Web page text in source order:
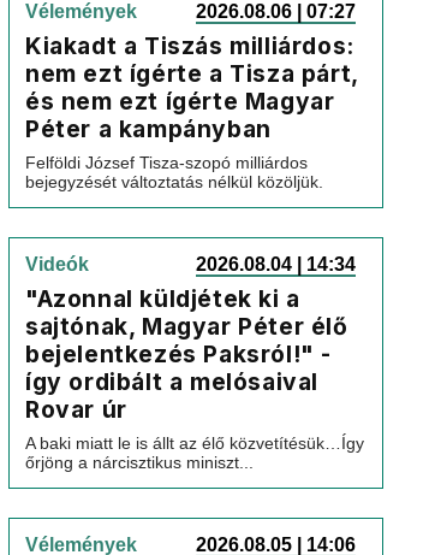
Vélemények 2026.08.06 | 07:27
Kiakadt a Tiszás milliárdos:
nem ezt ígérte a Tisza párt,
és nem ezt ígérte Magyar
Péter a kampányban
Felföldi József Tisza-szopó milliárdos
bejegyzését változtatás nélkül közöljük.
Videók 2026.08.04 | 14:34
"Azonnal küldjétek ki a
sajtónak, Magyar Péter élő
bejelentkezés Paksról!" -
így ordibált a melósaival
Rovar úr
A baki miatt le is állt az élő közvetítésük…Így
őrjöng a nárcisztikus miniszt...
Vélemények 2026.08.05 | 14:06